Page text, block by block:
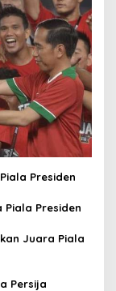
Presiden
Piala Presiden
Juara Piala
Persija